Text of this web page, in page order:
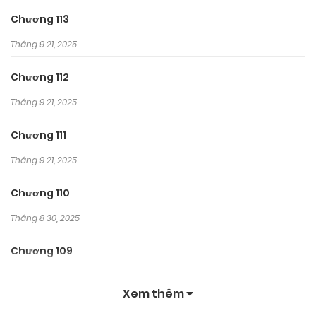
Chương 113
Tháng 9 21, 2025
Chương 112
Tháng 9 21, 2025
Chương 111
Tháng 9 21, 2025
Chương 110
Tháng 8 30, 2025
Chương 109
Xem thêm